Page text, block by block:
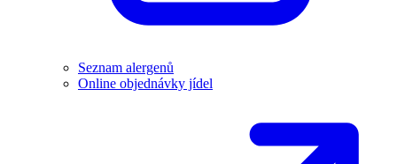
Seznam alergenů
Online objednávky jídel